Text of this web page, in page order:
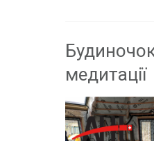
медитації